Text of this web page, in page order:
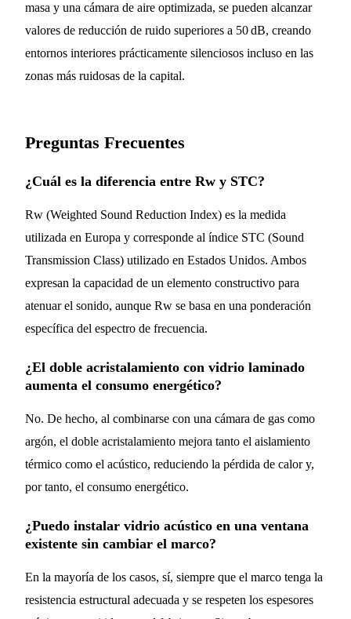
masa y una cámara de aire optimizada, se pueden alcanzar
valores de reducción de ruido superiores a 50 dB, creando
entornos interiores prácticamente silenciosos incluso en las
zonas más ruidosas de la capital.
Preguntas Frecuentes
¿Cuál es la diferencia entre Rw y STC?
Rw (Weighted Sound Reduction Index) es la medida
utilizada en Europa y corresponde al índice STC (Sound
Transmission Class) utilizado en Estados Unidos. Ambos
expresan la capacidad de un elemento constructivo para
atenuar el sonido, aunque Rw se basa en una ponderación
específica del espectro de frecuencia.
¿El doble acristalamiento con vidrio laminado
aumenta el consumo energético?
No. De hecho, al combinarse con una cámara de gas como
argón, el doble acristalamiento mejora tanto el aislamiento
térmico como el acústico, reduciendo la pérdida de calor y,
por tanto, el consumo energético.
¿Puedo instalar vidrio acústico en una ventana
existente sin cambiar el marco?
En la mayoría de los casos, sí, siempre que el marco tenga la
resistencia estructural adecuada y se respeten los espesores